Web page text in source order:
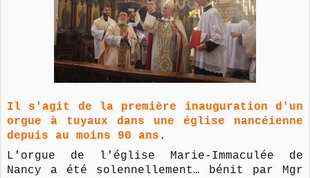
Il s'agit de la première inauguration d'un
orgue à tuyaux dans une église nancéienne
depuis au moins 90 ans .
L'orgue de l'église Marie-Immaculée de
Nancy a été solennellement… bénit par Mgr